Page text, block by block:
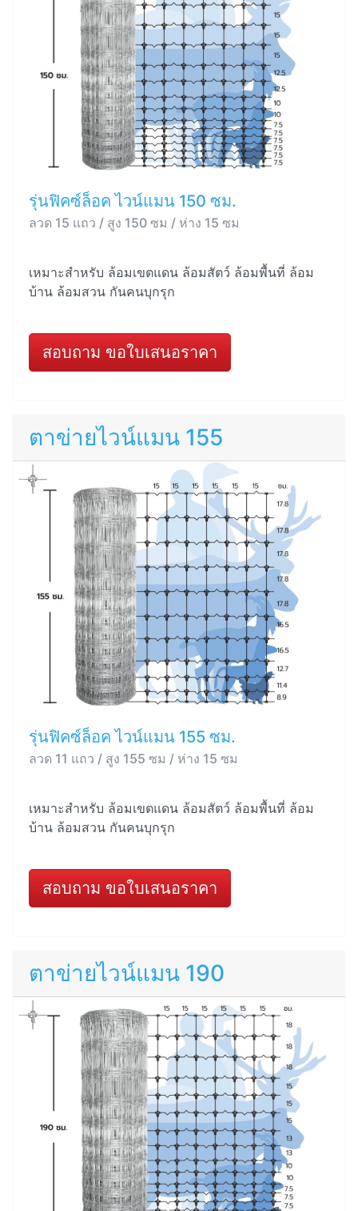
รุ่นฟิคซ์ล็อค ไวน์แมน 150 ซม.
ลวด 15 แถว / สูง 150 ซม / ห่าง 15 ซม
เหมาะสำหรับ ล้อมเขตแดน ล้อมสัตว์ ล้อมพื้นที่ ล้อม
บ้าน ล้อมสวน กันคนบุกรุก
สอบถาม ขอใบเสนอราคา
ตาข่ายไวน์แมน 155
รุ่นฟิคซ์ล็อค ไวน์แมน 155 ซม.
ลวด 11 แถว / สูง 155 ซม / ห่าง 15 ซม
เหมาะสำหรับ ล้อมเขตแดน ล้อมสัตว์ ล้อมพื้นที่ ล้อม
บ้าน ล้อมสวน กันคนบุกรุก
สอบถาม ขอใบเสนอราคา
ตาข่ายไวน์แมน 190